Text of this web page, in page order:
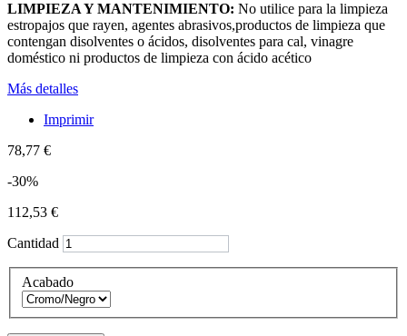
LIMPIEZA Y MANTENIMIENTO: No utilice para la limpieza
estropajos que rayen, agentes abrasivos,productos de limpieza que
contengan disolventes o ácidos, disolventes para cal, vinagre
doméstico ni productos de limpieza con ácido acético
Más detalles
Imprimir
78,77 €
-30%
112,53 €
Cantidad
Acabado